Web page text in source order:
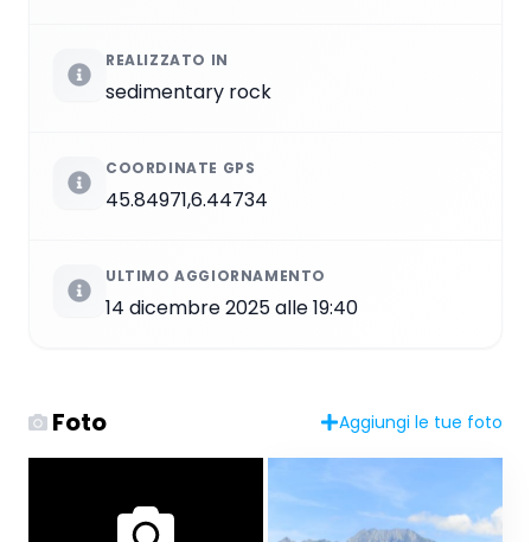
REALIZZATO IN
sedimentary rock
COORDINATE GPS
45.84971,6.44734
ULTIMO AGGIORNAMENTO
14 dicembre 2025 alle 19:40
Foto Aggiungi le tue foto